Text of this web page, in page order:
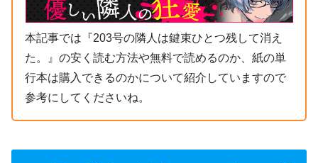
本記事では『203号の隣人は鍵束ひとつ残して消え
た。』の安く読む方法や無料で読めるのか、紙の単
行本は購入できるのかについて紹介していますので
参考にしてくださいね。